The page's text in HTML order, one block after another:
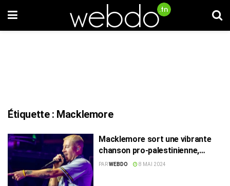
Étiquette : Macklemore
Macklemore sort une vibrante
chanson pro-palestinienne,
« Hind’s Hall »
PARWEBDO 8 MAI 2024